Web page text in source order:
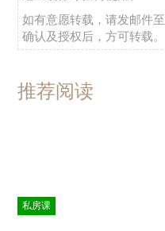
如有意愿转载，请发邮件至
确认及授权后，方可转载。
推荐阅读
私房课